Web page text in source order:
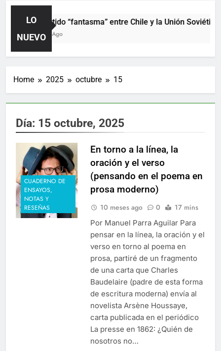
LO
NUEVO
El partido “fantasma” entre Chile y la Unión
1 Hora Ago
Home 2025 octubre 15
Día: 15 octubre, 2025
CUADERNO DE
ENSAYOS,
NOTAS Y
RESEÑAS
En torno a la línea, la
oración y el verso
(pensando en el poema en
prosa moderno)
10 meses ago 0 17 mins
Por Manuel Parra Aguilar Para
pensar en la línea, la oración y el
verso en torno al poema en
prosa, partiré de un fragmento
de una carta que Charles
Baudelaire (padre de esta forma
de escritura moderna) envía al
novelista Arsène Houssaye,
carta publicada en el periódico
La presse en 1862: ¿Quién de
nosotros no…